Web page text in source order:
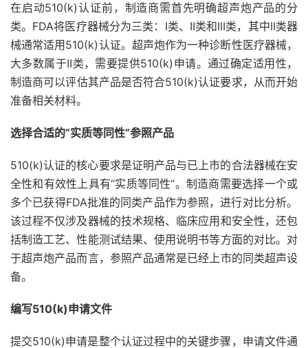
在启动510(k)认证前，制造商需首先明确超声炮产品的分
类。FDA将医疗器械分为三类：I类、II类和III类，其中II类器
械通常适用510(k)认证。超声炮作为一种诊断性医疗器械，
大多数属于II类，需要提供510(k)申请。通过确定适用性，
制造商可以评估其产品是否符合510(k)认证要求，从而开始
准备相关材料。
选择合适的“实质等同性”参照产品
510(k)认证的核心要求是证明产品与已上市的合法器械在安
全性和有效性上具有“实质等同性”。制造商需要选择一个或
多个已获得FDA批准的同类产品作为参照，进行对比分析。
该过程不仅涉及器械的技术规格、临床应用和安全性，还包
括制造工艺、性能测试结果、使用说明书等方面的对比。对
于超声炮产品而言，参照产品通常是已经上市的同类超声设
备。
编写510(k)申请文件
提交510(k)申请是整个认证过程中的关键步骤，申请文件通